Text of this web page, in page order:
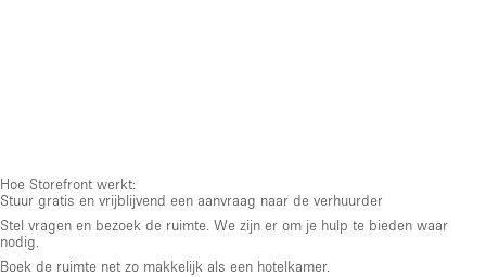
Hoe Storefront werkt:
Stuur gratis en vrijblijvend een aanvraag naar de verhuurder
Stel vragen en bezoek de ruimte. We zijn er om je hulp te bieden waar
nodig.
Boek de ruimte net zo makkelijk als een hotelkamer.